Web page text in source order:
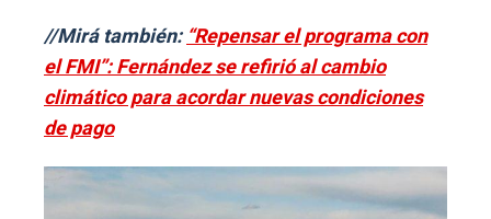
//Mirá también:“Repensar el programa con
el FMI”: Fernández se refirió al cambio
climático para acordar nuevas condiciones
de pago